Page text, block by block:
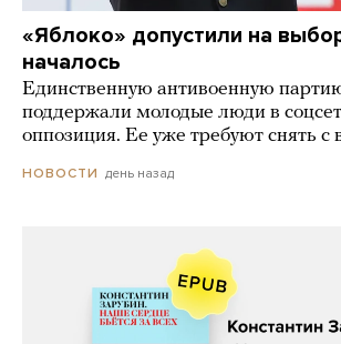
«Яблоко» допустили на
началось
Единственную антивоенную
поддержали молодые люди в
оппозиция. Ее уже требуют снять с
НОВОСТИ день назад